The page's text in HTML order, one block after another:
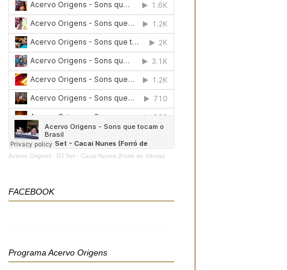
Acervo Origens · DJ Set - Cacai Nunes (Forró de Vitrola)
FACEBOOK
Programa Acervo Origens